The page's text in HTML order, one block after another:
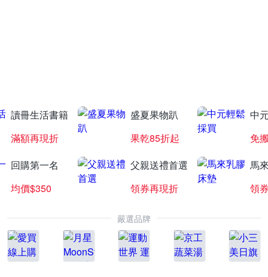
讀冊生活書籍
滿額再現折
盛夏果物趴
果乾85折起
中
免
回購第一名
均價$350
父親送禮首選
領券再現折
馬
領
嚴選品牌